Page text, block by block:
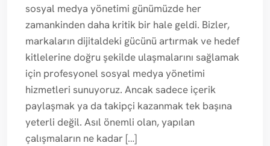
sosyal medya yönetimi günümüzde her
zamankinden daha kritik bir hale geldi. Bizler,
markaların dijitaldeki gücünü artırmak ve hedef
kitlelerine doğru şekilde ulaşmalarını sağlamak
için profesyonel sosyal medya yönetimi
hizmetleri sunuyoruz. Ancak sadece içerik
paylaşmak ya da takipçi kazanmak tek başına
yeterli değil. Asıl önemli olan, yapılan
çalışmaların ne kadar […]